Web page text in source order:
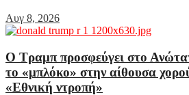
Αυγ 8, 2026
Ο Τραμπ προσφεύγει στο
το «μπλόκο» στην αίθουσα
«Εθνική ντροπή»